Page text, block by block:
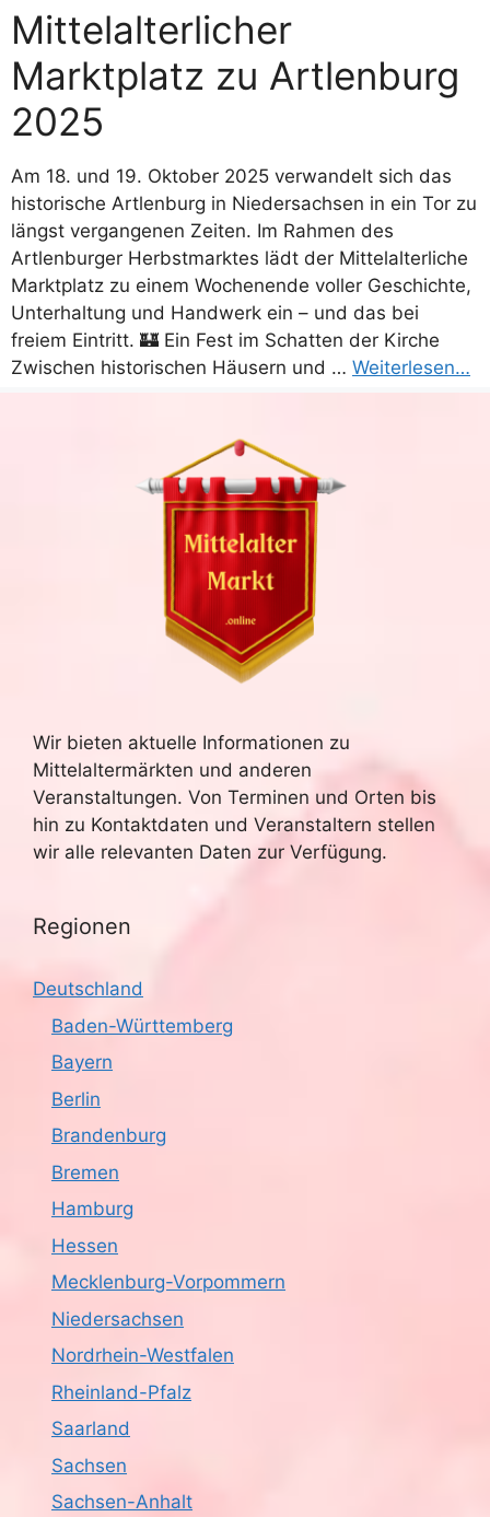
Mittelalterlicher
Marktplatz zu Artlenburg
2025
Am 18. und 19. Oktober 2025 verwandelt sich das
historische Artlenburg in Niedersachsen in ein Tor zu
längst vergangenen Zeiten. Im Rahmen des
Artlenburger Herbstmarktes lädt der Mittelalterliche
Marktplatz zu einem Wochenende voller Geschichte,
Unterhaltung und Handwerk ein – und das bei
freiem Eintritt. 🏰 Ein Fest im Schatten der Kirche
Zwischen historischen Häusern und … Weiterlesen…
Wir bieten aktuelle Informationen zu
Mittelaltermärkten und anderen
Veranstaltungen. Von Terminen und Orten bis
hin zu Kontaktdaten und Veranstaltern stellen
wir alle relevanten Daten zur Verfügung.
Regionen
Deutschland
Baden-Württemberg
Bayern
Berlin
Brandenburg
Bremen
Hamburg
Hessen
Mecklenburg-Vorpommern
Niedersachsen
Nordrhein-Westfalen
Rheinland-Pfalz
Saarland
Sachsen
Sachsen-Anhalt